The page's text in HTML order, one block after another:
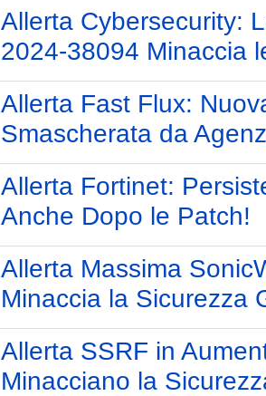
Allerta Cybersecurity:
2024-38094 Minaccia
Allerta Fast Flux:
Smascherata da
Allerta Fortinet:
Anche Dopo le Patch!
Allerta Massima
Minaccia la Sicurezza
Allerta SSRF in
Minacciano la